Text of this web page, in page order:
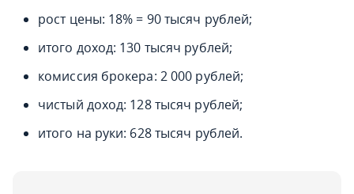
рост цены: 18% = 90 тысяч рублей;
итого доход: 130 тысяч рублей;
комиссия брокера: 2 000 рублей;
чистый доход: 128 тысяч рублей;
итого на руки: 628 тысяч рублей.